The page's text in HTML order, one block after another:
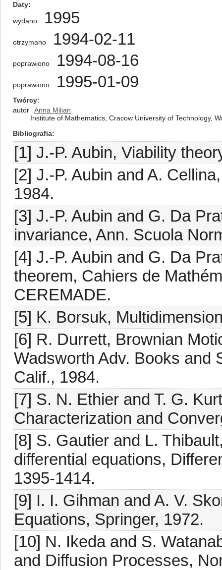
Daty
wydano 1995
otrzymano 1994-02-11
poprawiono 1994-08-16
poprawiono 1995-01-09
Twórcy
autor
Anna Milian
Institute of Mathematics, Cracow University of Technology,
Bibliografia
[1] J.-P. Aubin, Viability
[2] J.-P. Aubin and A.
1984.
[3] J.-P. Aubin and G. Da
invariance, Ann. Scuola
[4] J.-P. Aubin and G. Da
theorem, Cahiers de
CEREMADE.
[5] K. Borsuk,
[6] R. Durrett, Brownian
Wadsworth Adv. Books and
Calif., 1984.
[7] S. N. Ethier and T. G.
Characterization and
[8] S. Gautier and L.
differential equations,
1395-1414.
[9] I. I. Gihman and A. V.
Equations, Springer, 1972.
[10] N. Ikeda and S.
and Diffusion Processes,